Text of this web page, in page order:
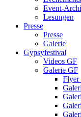
Event-
Lesungen
Presse
Presse
Galerie
Gypsyfestival
Videos GF
Galerie GF
Flyer